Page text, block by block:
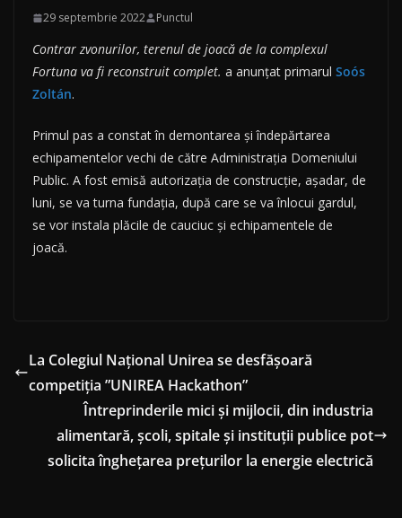
29 septembrie 2022 Punctul
Contrar zvonurilor, terenul de joacă de la complexul
Fortuna va fi reconstruit complet. a anunțat primarul Soós
Zoltán.
Primul pas a constat în demontarea și îndepărtarea
echipamentelor vechi de către Administrația Domeniului
Public. A fost emisă autorizația de construcție, așadar, de
luni, se va turna fundația, după care se va înlocui gardul,
se vor instala plăcile de cauciuc și echipamentele de
joacă.
La Colegiul Național Unirea se desfășoară
competiția ”UNIREA Hackathon”
Întreprinderile mici și mijlocii, din industria
alimentară, școli, spitale și instituții publice pot
solicita înghețarea prețurilor la energie electrică